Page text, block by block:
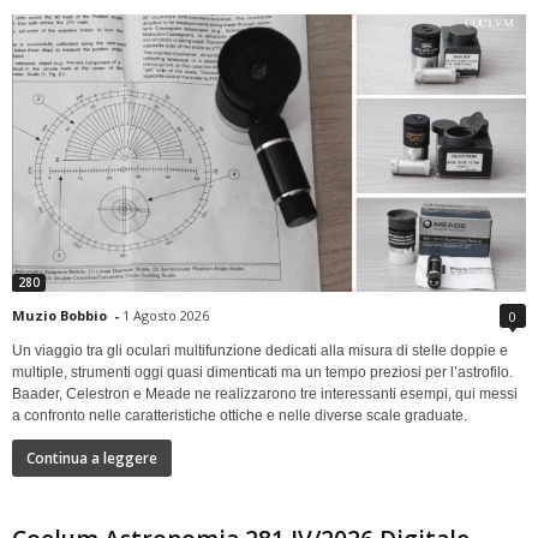
280
Muzio Bobbio - 1 Agosto 2026 0
Un viaggio tra gli oculari multifunzione dedicati alla misura di stelle doppie e
multiple, strumenti oggi quasi dimenticati ma un tempo preziosi per l’astrofilo.
Baader, Celestron e Meade ne realizzarono tre interessanti esempi, qui messi
a confronto nelle caratteristiche ottiche e nelle diverse scale graduate.
Continua a leggere